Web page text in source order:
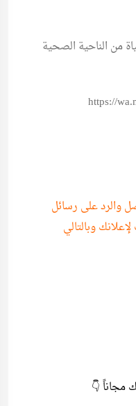
من الناحية الصحية
والرد على رسائل
وبالتالي
مجاناً 👇